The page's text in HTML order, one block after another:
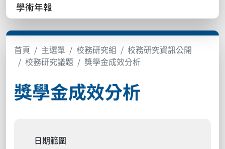
學術年報
首頁 主選單 校務研究組
校務研究資訊公開
校務研究議題
獎學金成效分析
獎學金成效分析
日期範圍